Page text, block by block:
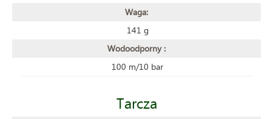
Waga:
141 g
Wodoodporny :
100 m/10 bar
Tarcza